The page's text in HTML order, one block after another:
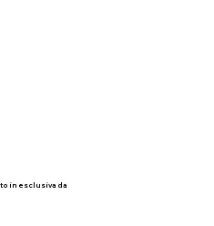
in esclusiva da